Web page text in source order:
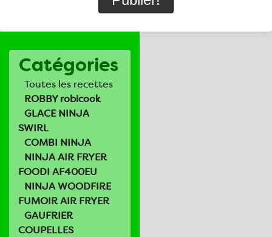
Catégories
Toutes les recettes
ROBBY robicook
GLACE NINJA
SWIRL
COMBI NINJA
NINJA AIR FRYER
FOODI AF400EU
NINJA WOODFIRE
FUMOIR AIR FRYER
GAUFRIER
COUPELLES